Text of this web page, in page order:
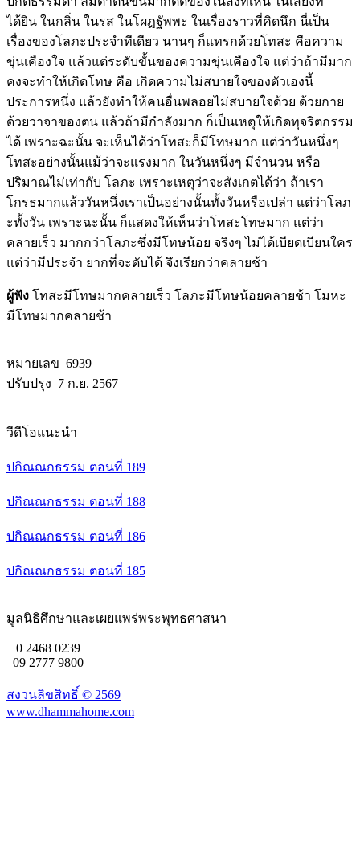
ได้ยิน ในกลิ่น ในรส ในโผฏฐัพพะ ในเรื่องราวที่คิดนึก นี่เป็น
เรื่องของโลภะประจำทีเดียว นานๆ ก็แทรกด้วยโทสะ คือความ
ขุ่นเคืองใจ แล้วแต่ระดับขั้นของความขุ่นเคืองใจ แต่ว่าถ้ามีมาก
คงจะทำให้เกิดโทษ คือ เกิดความไม่สบายใจของตัวเองนี้
ประการหนึ่ง แล้วยังทำให้คนอื่นพลอยไม่สบายใจด้วย ด้วยกาย
ด้วยวาจาของตน แล้วถ้ามีกำลังมาก ก็เป็นเหตุให้เกิดทุจริตกรรม
ได้ เพราะฉะนั้น จะเห็นได้ว่าโทสะก็มีโทษมาก แต่ว่าวันหนึ่งๆ
โทสะอย่างนั้นแม้ว่าจะแรงมาก ในวันหนึ่งๆ มีจำนวน หรือ
ปริมาณไม่เท่ากับ โลภะ เพราะเหตุว่าจะสังเกตได้ว่า ถ้าเรา
โกรธมากแล้ววันหนึ่งเราเป็นอย่างนั้นทั้งวันหรือเปล่า แต่ว่าโลภ
ะทั้งวัน เพราะฉะนั้น ก็แสดงให้เห็นว่าโทสะโทษมาก แต่ว่า
คลายเร็ว มากกว่าโลภะซึ่งมีโทษน้อย จริงๆ ไม่ได้เบียดเบียนใคร
แต่ว่ามีประจำ ยากที่จะดับได้ จึงเรียกว่าคลายช้า
ผู้ฟัง โทสะมีโทษมากคลายเร็ว โลภะมีโทษน้อยคลายช้า โมหะ
มีโทษมากคลายช้า
หมายเลข 6939
ปรับปรุง 7 ก.ย. 2567
วีดีโอแนะนำ
ปกิณณกธรรม ตอนที่ 189
ปกิณณกธรรม ตอนที่ 188
ปกิณณกธรรม ตอนที่ 186
ปกิณณกธรรม ตอนที่ 185
มูลนิธิศึกษาและเผยแพร่พระพุทธศาสนา
0 2468 0239
09 2777 9800
สงวนลิขสิทธิ์ © 2569
www.dhammahome.com